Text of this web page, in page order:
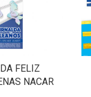
FELIZ
NACAR